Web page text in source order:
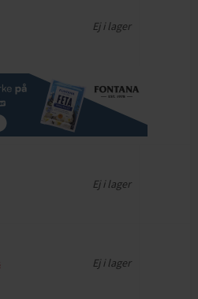
Ej i lager
Ej i lager
Ej i lager